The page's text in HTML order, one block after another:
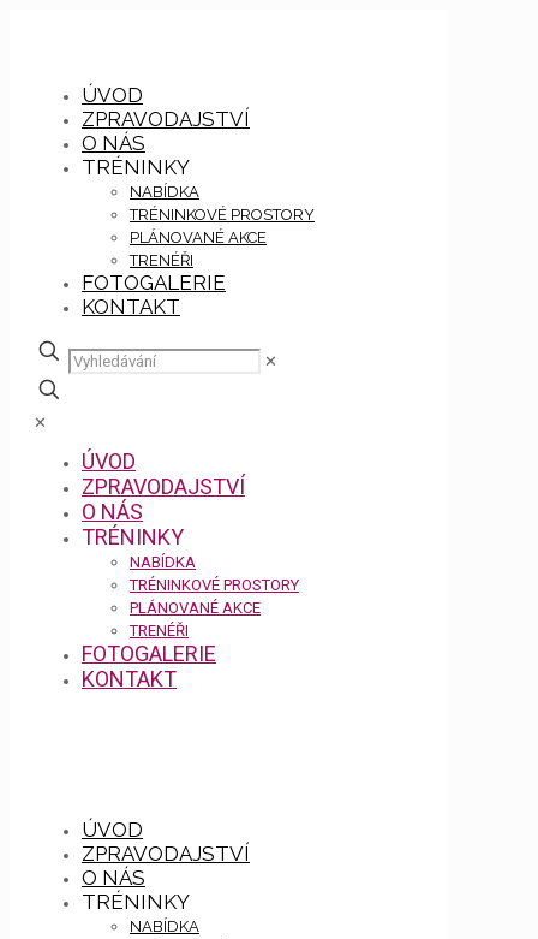
ÚVOD
ZPRAVODAJSTVÍ
O NÁS
TRÉNINKY
NABÍDKA
TRÉNINKOVÉ PROSTORY
PLÁNOVANÉ AKCE
TRENÉŘI
FOTOGALERIE
KONTAKT
✕
✕
ÚVOD
ZPRAVODAJSTVÍ
O NÁS
TRÉNINKY
NABÍDKA
TRÉNINKOVÉ PROSTORY
PLÁNOVANÉ AKCE
TRENÉŘI
FOTOGALERIE
KONTAKT
ÚVOD
ZPRAVODAJSTVÍ
O NÁS
TRÉNINKY
NABÍDKA